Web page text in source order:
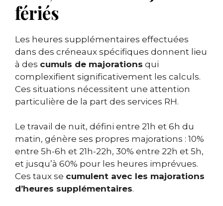
fériés
Les heures supplémentaires effectuées
dans des créneaux spécifiques donnent lieu
à des cumuls de majorations qui
complexifient significativement les calculs.
Ces situations nécessitent une attention
particulière de la part des services RH.
Le travail de nuit, défini entre 21h et 6h du
matin, génère ses propres majorations : 10%
entre 5h-6h et 21h-22h, 30% entre 22h et 5h,
et jusqu’à 60% pour les heures imprévues.
Ces taux se cumulent avec les majorations
d’heures supplémentaires.